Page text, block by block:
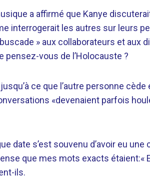
a affirmé que Kanye
interrogerait les autres sur leurs
» aux collaborateurs et aux
pensez-vous de l’Holocauste ?
ce que l’autre personne cède
«devenaient parfois
date s’est souvenu d’avoir eu
que mes mots exacts étaient:«
ils.